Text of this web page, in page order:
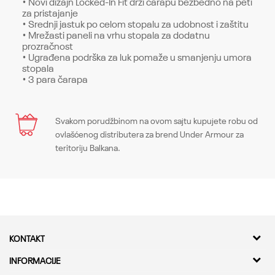
za pristajanje
• Srednji jastuk po celom stopalu za udobnost i zaštitu
• Mrežasti paneli na vrhu stopala za dodatnu
prozračnost
• Ugrađena podrška za luk pomaže u smanjenju umora
stopala
• 3 para čarapa
Karakteristika
Kategorija
CO
Ime/Nadimak
Svakom porudžbinom na ovom sajtu kupujete robu od
ovlašćenog distributera za brend Under Armour za
teritoriju Balkana.
KONTAKT
Kvantum Sport d.o.o.
INFORMACIJE